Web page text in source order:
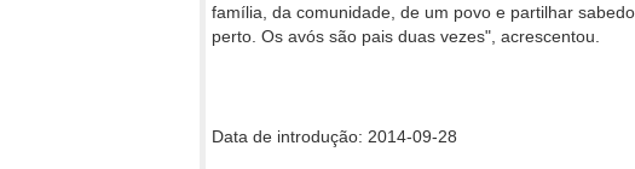
família, da comunidade, de um povo e partilhar
perto. Os avós são pais duas vezes", acrescentou.
Data de introdução: 2014-09-28